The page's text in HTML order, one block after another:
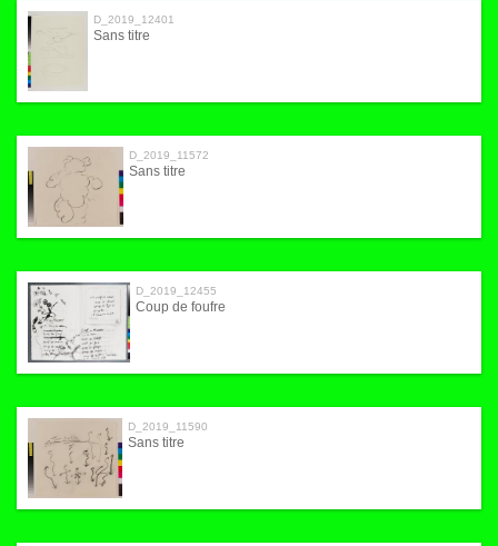
D_2019_12401
Sans titre
D_2019_11572
Sans titre
D_2019_12455
Coup de foufre
D_2019_11590
Sans titre